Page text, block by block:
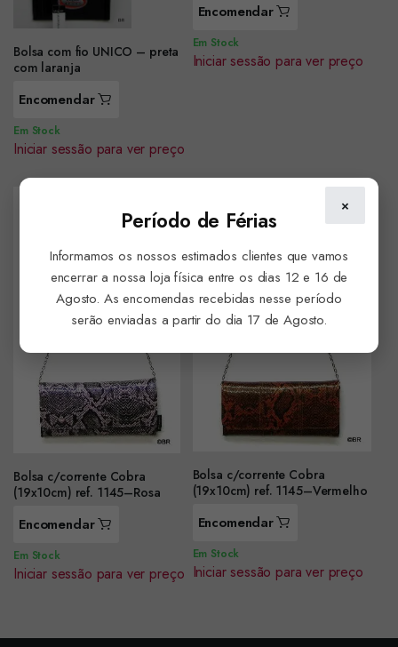
Bolsa com fio UNICO – preta
com laranja
Encomendar
Em Stock
Iniciar sessão para ver preço
Encomendar
Em Stock
Iniciar sessão para ver preço
Bolsa c/corrente Cobra
(19x10cm) ref. 1145–Rosa
Encomendar
Em Stock
Iniciar sessão para ver preço
Bolsa c/corrente Cobra
(19x10cm) ref. 1145–Vermelho
Encomendar
Em Stock
Iniciar sessão para ver preço
×
Período de Férias
Informamos os nossos estimados clientes que vamos
encerrar a nossa loja física entre os dias 12 e 16 de
Agosto. As encomendas recebidas nesse período
serão enviadas a partir do dia 17 de Agosto.